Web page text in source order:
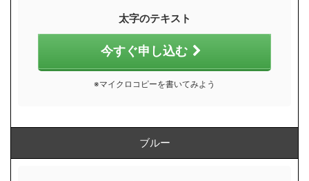
太字のテキスト
今すぐ申し込む
※マイクロコピーを書いてみよう
ブルー